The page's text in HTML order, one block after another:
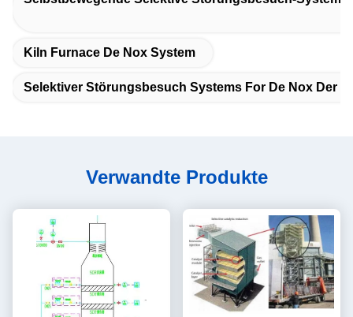
Kiln Furnace De Nox System
Selektiver Störungsbesuch Systems For De Nox Der
Verwandte Produkte